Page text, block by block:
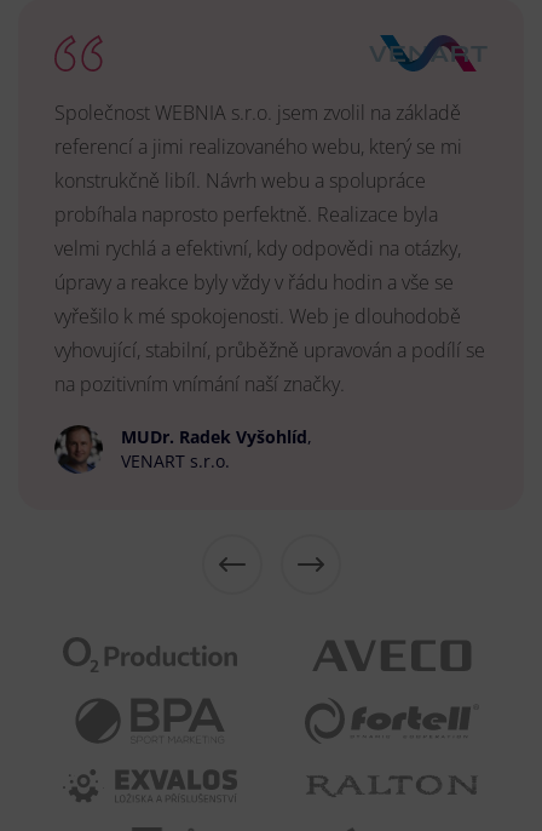
Společnost WEBNIA s.r.o. jsem zvolil na základě
referencí a jimi realizovaného webu, který se mi
konstrukčně libíl. Návrh webu a spolupráce
probíhala naprosto perfektně. Realizace byla
velmi rychlá a efektivní, kdy odpovědi na otázky,
úpravy a reakce byly vždy v řádu hodin a vše se
vyřešilo k mé spokojenosti. Web je dlouhodobě
vyhovující, stabilní, průběžně upravován a podílí se
na pozitivním vnímání naší značky.
MUDr. Radek Vyšohlíd,
VENART s.r.o.